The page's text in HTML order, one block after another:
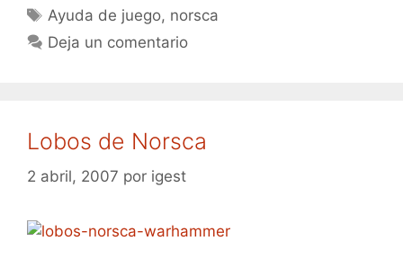
Etiquetas
Ayuda de juego, norsca
Deja un comentario
Lobos de Norsca
2 abril, 2007 por igest